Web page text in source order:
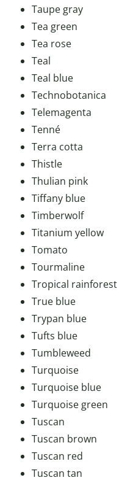
Taupe gray
Tea green
Tea rose
Teal
Teal blue
Technobotanica
Telemagenta
Tenné
Terra cotta
Thistle
Thulian pink
Tiffany blue
Timberwolf
Titanium yellow
Tomato
Tourmaline
Tropical rainforest
True blue
Trypan blue
Tufts blue
Tumbleweed
Turquoise
Turquoise blue
Turquoise green
Tuscan
Tuscan brown
Tuscan red
Tuscan tan